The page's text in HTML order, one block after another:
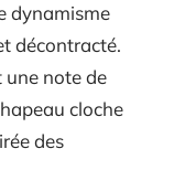
dynamisme
décontracté.
une note de
cloche
des